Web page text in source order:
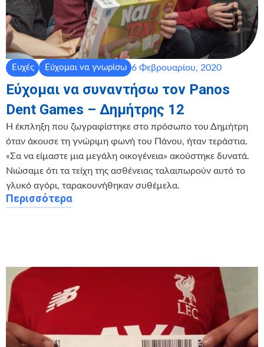
Ευχές Εύχομαι να γνωρίσω 6 Φεβρουαρίου, 2020
Εύχομαι να συναντήσω τον Panos
Dent Games – Δημήτρης 12
Η έκπληξη που ζωγραφίστηκε στο πρόσωπο του Δημήτρη
όταν άκουσε τη γνώριμη φωνή του Πάνου, ήταν τεράστια.
«Σα να είμαστε μια μεγάλη οικογένεια» ακούστηκε δυνατά.
Νιώσαμε ότι τα τείχη της ασθένειας ταλαιπωρούν αυτό το
γλυκό αγόρι, ταρακουνήθηκαν συθέμελα.
Περισσότερα